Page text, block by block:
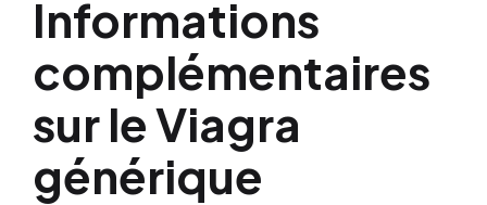
Informations
complémentaires
sur le Viagra
générique